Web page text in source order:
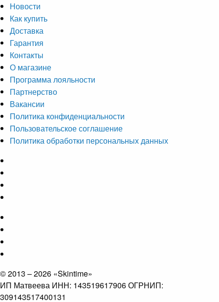
Новости
Как купить
Доставка
Гарантия
Контакты
О магазине
Программа лояльности
Партнерство
Вакансии
Политика конфиденциальности
Пользовательское соглашение
Политика обработки персональных данных
© 2013 – 2026 «Skintime»
ИП Матвеева ИНН: 143519617906 ОГРНИП:
309143517400131